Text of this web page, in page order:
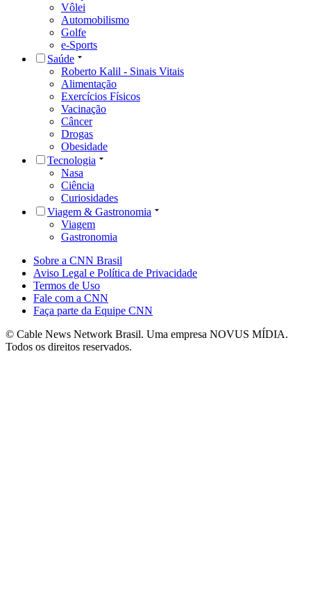
Vôlei
Automobilismo
Golfe
e-Sports
Saúde
Roberto Kalil - Sinais Vitais
Alimentação
Exercícios Físicos
Vacinação
Câncer
Drogas
Obesidade
Tecnologia
Nasa
Ciência
Curiosidades
Viagem & Gastronomia
Viagem
Gastronomia
Sobre a CNN Brasil
Aviso Legal e Política de Privacidade
Termos de Uso
Fale com a CNN
Faça parte da Equipe CNN
© Cable News Network Brasil. Uma empresa NOVUS MÍDIA.
Todos os direitos reservados.